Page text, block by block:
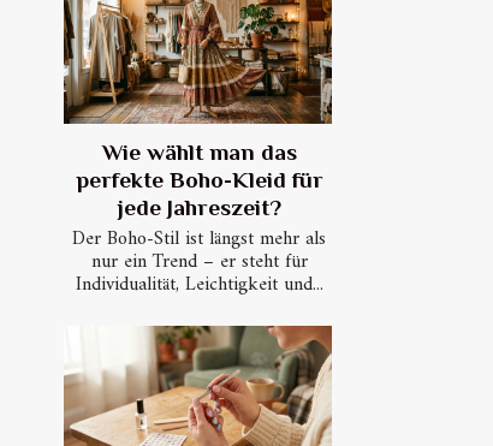
Wie wählt man das
perfekte Boho-Kleid für
jede Jahreszeit?
Der Boho-Stil ist längst mehr als
nur ein Trend – er steht für
Individualität, Leichtigkeit und...